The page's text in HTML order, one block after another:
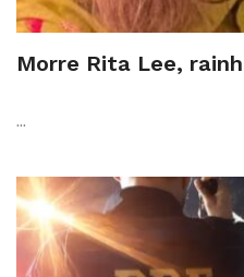
Morre Rita Lee,
...